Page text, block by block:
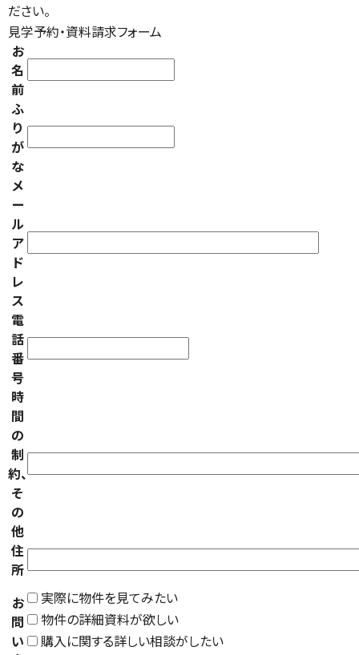
ださい。
見学予約・資料請求フォーム
お
名
前
ふ
り
が
な
メ
ー
ル
ア
ド
レ
ス
電
話
番
号
時
間
の
制
約、
そ
の
他
住
所
お
問
い
実際に物件を見てみたい
物件の詳細資料が欲しい
購入に関する詳しい相談がしたい